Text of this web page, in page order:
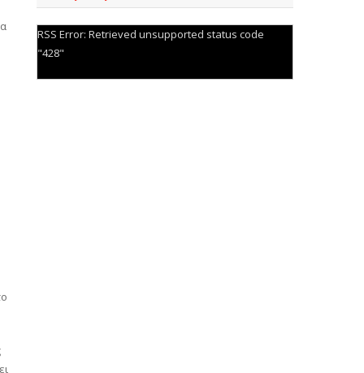
RSS Error: Retrieved unsupported status code
"428"